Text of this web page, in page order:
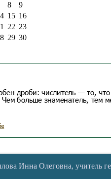
8
9
15 16
22 23
29 30
Инна Олеговна, учитель